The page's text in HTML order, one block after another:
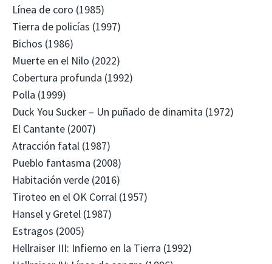
Línea de coro (1985)
Tierra de policías (1997)
Bichos (1986)
Muerte en el Nilo (2022)
Cobertura profunda (1992)
Polla (1999)
Duck You Sucker – Un puñado de dinamita (1972)
El Cantante (2007)
Atracción fatal (1987)
Pueblo fantasma (2008)
Habitación verde (2016)
Tiroteo en el OK Corral (1957)
Hansel y Gretel (1987)
Estragos (2005)
Hellraiser III: Infierno en la Tierra (1992)